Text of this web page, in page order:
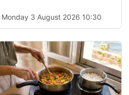
Monday 3 August 2026 10:30